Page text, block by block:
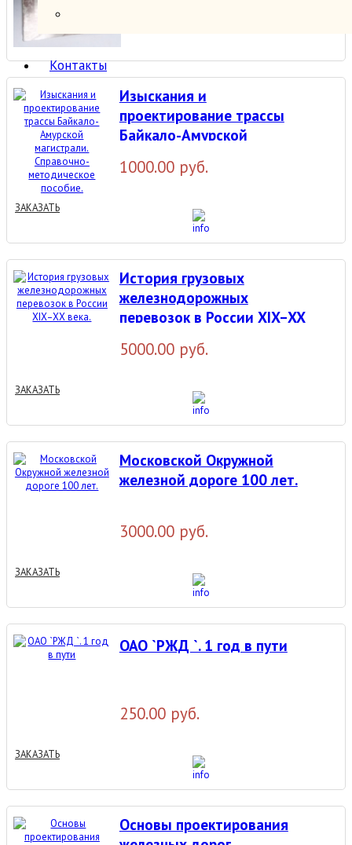
Контакты
Изыскания и
проектирование трассы
Байкало-Амурской
методическое пособие.
1000.00 руб.
ЗАКАЗАТЬ
История грузовых
железнодорожных
перевозок в России XIX–XX
5000.00 руб.
ЗАКАЗАТЬ
Московской Окружной
железной дороге 100 лет.
3000.00 руб.
ЗАКАЗАТЬ
ОАО `РЖД `. 1 год в пути
250.00 руб.
ЗАКАЗАТЬ
Основы проектирования